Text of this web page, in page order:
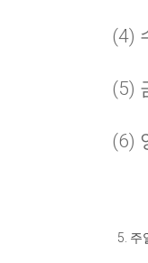
(4)
(5)
(6)
주